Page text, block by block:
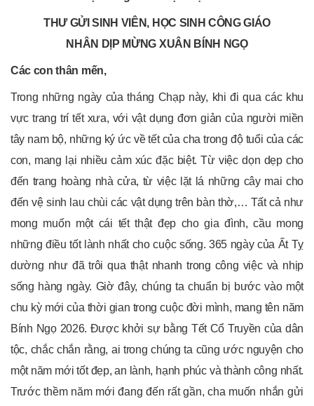
THƯ GỬI SINH VIÊN, HỌC SINH CÔNG GIÁO
NHÂN DỊP MỪNG XUÂN BÍNH NGỌ
Các con thân mến,
Trong những ngày của tháng Chạp này, khi đi qua các khu
vực trang trí tết xưa, với vật dụng đơn giản của người miền
tây nam bộ, những ký ức về tết của cha trong độ tuổi của các
con, mang lại nhiều cảm xúc đặc biệt. Từ việc dọn dẹp cho
đến trang hoàng nhà cửa, từ việc lặt lá những cây mai cho
đến vệ sinh lau chùi các vật dụng trên bàn thờ,… Tất cả như
mong muốn một cái tết thật đẹp cho gia đình, cầu mong
những điều tốt lành nhất cho cuộc sống. 365 ngày của Ất Tỵ
dường như đã trôi qua thật nhanh trong công việc và nhịp
sống hàng ngày. Giờ đây, chúng ta chuẩn bị bước vào một
chu kỳ mới của thời gian trong cuộc đời mình, mang tên năm
Bính Ngọ 2026. Được khởi sự bằng Tết Cổ Truyền của dân
tộc, chắc chắn rằng, ai trong chúng ta cũng ước nguyện cho
một năm mới tốt đẹp, an lành, hạnh phúc và thành công nhất.
Trước thềm năm mới đang đến rất gần, cha muốn nhắn gửi